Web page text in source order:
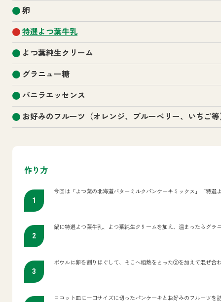
卵
特選よつ葉牛乳
よつ葉純生クリーム
グラニュー糖
バニラエッセンス
お好みのフルーツ（オレンジ、ブルーベリー、いちご
作り方
今回は「よつ葉の北海道バターミルクパンケーキミックス」「特選
鍋に特選よつ葉牛乳、よつ葉純生クリームを加え、温まったらグラ
ボウルに卵を割りほぐして、そこへ粗熱をとった②を加えて混ぜ合
ココット皿に一口サイズに切ったパンケーキとお好みのフルーツを